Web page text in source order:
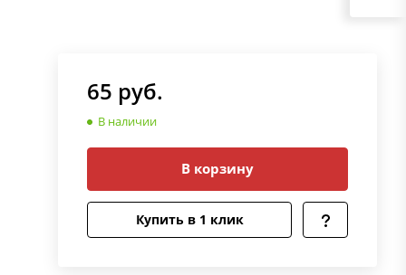
65 руб.
В наличии
В корзину
Купить в 1 клик